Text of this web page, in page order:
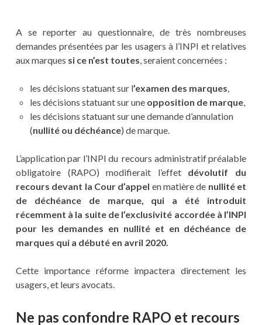
A se reporter au questionnaire, de très nombreuses
demandes présentées par les usagers à l’INPI et relatives
aux marques si ce n’est toutes, seraient concernées :
les décisions statuant sur l’examen des marques,
les décisions statuant sur une opposition de marque,
les décisions statuant sur une demande d’annulation
(nullité ou déchéance) de marque.
L’application par l’INPI du recours administratif préalable
obligatoire (RAPO) modifierait l’effet dévolutif du
recours devant la Cour d’appel en matière de nullité et
de déchéance de marque, qui a été introduit
récemment à la suite de l’exclusivité accordée à l’INPI
pour les demandes en nullité et en déchéance de
marques qui a débuté en avril 2020.
Cette importance réforme impactera directement les
usagers, et leurs avocats.
Ne pas confondre RAPO et recours